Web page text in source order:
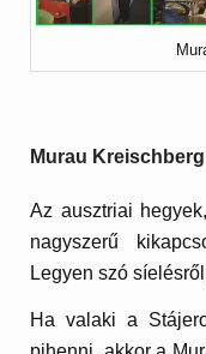
Murau
Az ausztriai
nagyszerű
Legyen szó
Ha valaki a